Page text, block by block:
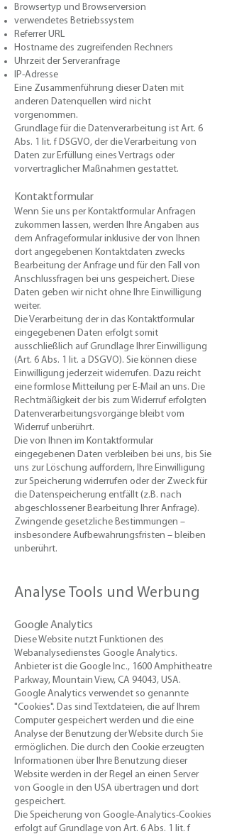
Browsertyp und Browserversion
verwendetes Betriebssystem
Referrer URL
Hostname des zugreifenden Rechners
Uhrzeit der Serveranfrage
IP-Adresse
Eine Zusammenführung dieser Daten mit
anderen Datenquellen wird nicht
vorgenommen.
Grundlage für die Datenverarbeitung ist Art. 6
Abs. 1 lit. f DSGVO, der die Verarbeitung von
Daten zur Erfüllung eines Vertrags oder
vorvertraglicher Maßnahmen gestattet.​
Kontaktformular
​Wenn Sie uns per Kontaktformular Anfragen
zukommen lassen, werden Ihre Angaben aus
dem Anfrageformular inklusive der von Ihnen
dort angegebenen Kontaktdaten zwecks
Bearbeitung der Anfrage und für den Fall von
Anschlussfragen bei uns gespeichert. Diese
Daten geben wir nicht ohne Ihre Einwilligung
weiter.
Die Verarbeitung der in das Kontaktformular
eingegebenen Daten erfolgt somit
ausschließlich auf Grundlage Ihrer Einwilligung
(Art. 6 Abs. 1 lit. a DSGVO). Sie können diese
Einwilligung jederzeit widerrufen. Dazu reicht
eine formlose Mitteilung per E-Mail an uns. Die
Rechtmäßigkeit der bis zum Widerruf erfolgten
Datenverarbeitungsvorgänge bleibt vom
Widerruf unberührt.
Die von Ihnen im Kontaktformular
eingegebenen Daten verbleiben bei uns, bis Sie
uns zur Löschung auffordern, Ihre Einwilligung
zur Speicherung widerrufen oder der Zweck für
die Datenspeicherung entfällt (z.B. nach
abgeschlossener Bearbeitung Ihrer Anfrage).
Zwingende gesetzliche Bestimmungen –
insbesondere Aufbewahrungsfristen – bleiben
unberührt.
Analyse Tools und Werbung
​​​Google Analytics
​Diese Website nutzt Funktionen des
Webanalysedienstes Google Analytics.
Anbieter ist die Google Inc., 1600 Amphitheatre
Parkway, Mountain View, CA 94043, USA.
Google Analytics verwendet so genannte
"Cookies". Das sind Textdateien, die auf Ihrem
Computer gespeichert werden und die eine
Analyse der Benutzung der Website durch Sie
ermöglichen. Die durch den Cookie erzeugten
Informationen über Ihre Benutzung dieser
Website werden in der Regel an einen Server
von Google in den USA übertragen und dort
gespeichert.
Die Speicherung von Google-Analytics-Cookies
erfolgt auf Grundlage von Art. 6 Abs. 1 lit. f